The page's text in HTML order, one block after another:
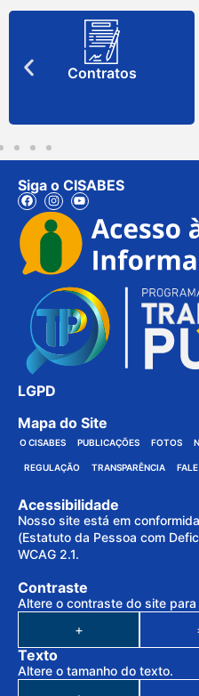
Contratos
Siga o CISABES
LGPD
Mapa do Site
O CISABES PUBLICAÇÕES FOTOS
REGULAÇÃO TRANSPARÊNCIA
Acessibilidade
Nosso site está em
(Estatuto da Pessoa com
WCAG 2.1.
Contraste
Altere o contraste do site
+
Texto
Altere o tamanho do texto.